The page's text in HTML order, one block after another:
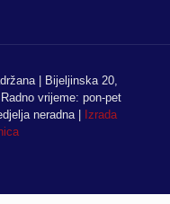
| Bijeljinska 20,
vrijeme: pon-pet
neradna |
Izrada